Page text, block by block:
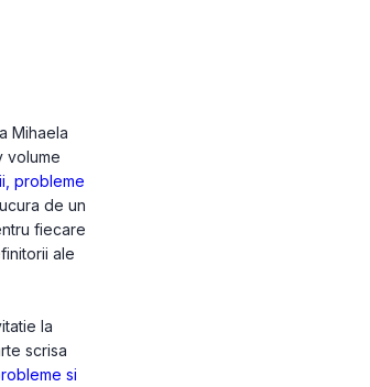
Mihaela
volume
probleme
de un
fiecare
ale
la
scrisa
si